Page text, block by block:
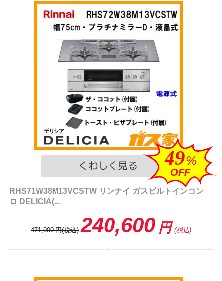
49%
OFF
RHS71W38M13VCSTW リンナイ ガスビルトインコン
ロ DELICIA(...
471,900 円(税込) 240,600 円 (税込)